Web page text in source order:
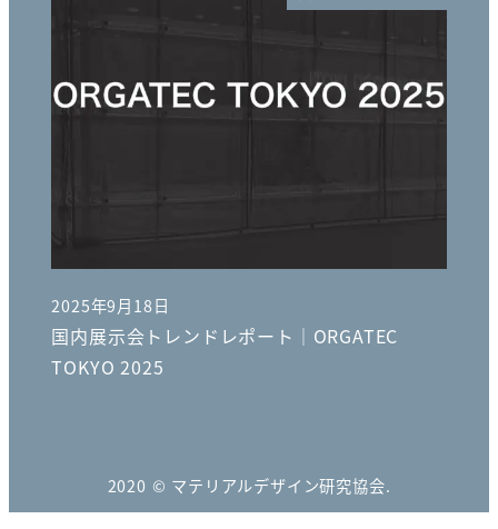
国内展示会トレンドレポート｜ORGATEC
TOKYO 2025
投稿日
2025年9月18日
2020 © マテリアルデザイン研究協会.